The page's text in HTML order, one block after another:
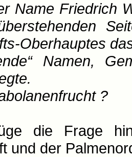
Name Friedrich
Oberhauptes
Namen,
?
die Frage
und der